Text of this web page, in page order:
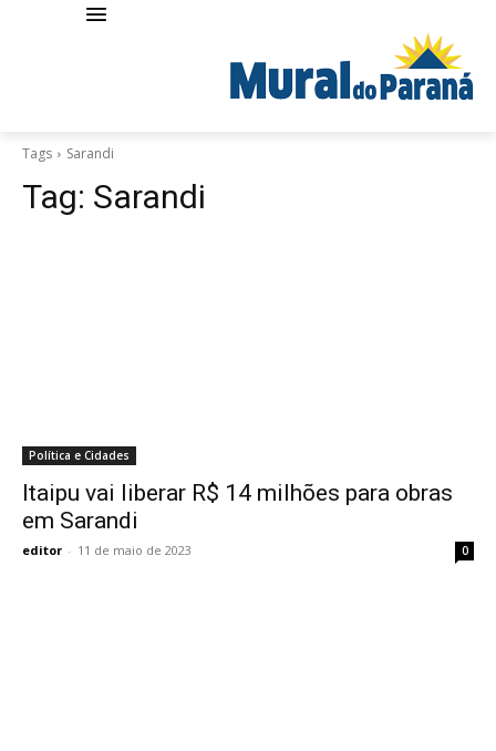
Tags Sarandi
Tag: Sarandi
Política e Cidades
Itaipu vai liberar R$ 14 milhões para obras
em Sarandi
editor - 11 de maio de 2023 0